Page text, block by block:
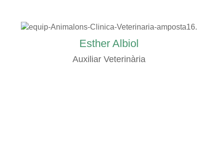
Esther Albiol
Auxiliar Veterinària